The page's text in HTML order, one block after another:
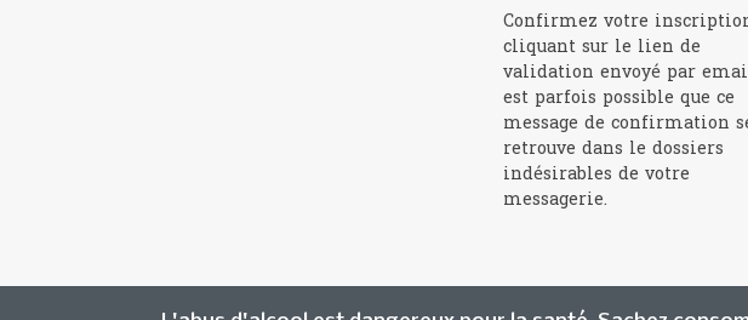
Confirmez votre
cliquant sur le lien de
validation envoyé par
est parfois possible que ce
message de confirmation
retrouve dans le dossiers
indésirables de votre
messagerie.